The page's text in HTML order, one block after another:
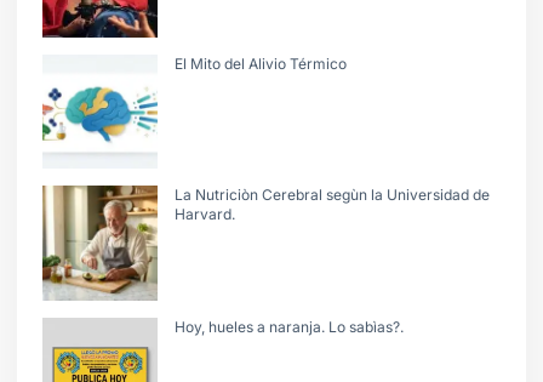
El Mito del Alivio Térmico
La Nutriciòn Cerebral segùn la Universidad de
Harvard.
Hoy, hueles a naranja. Lo sabìas?.